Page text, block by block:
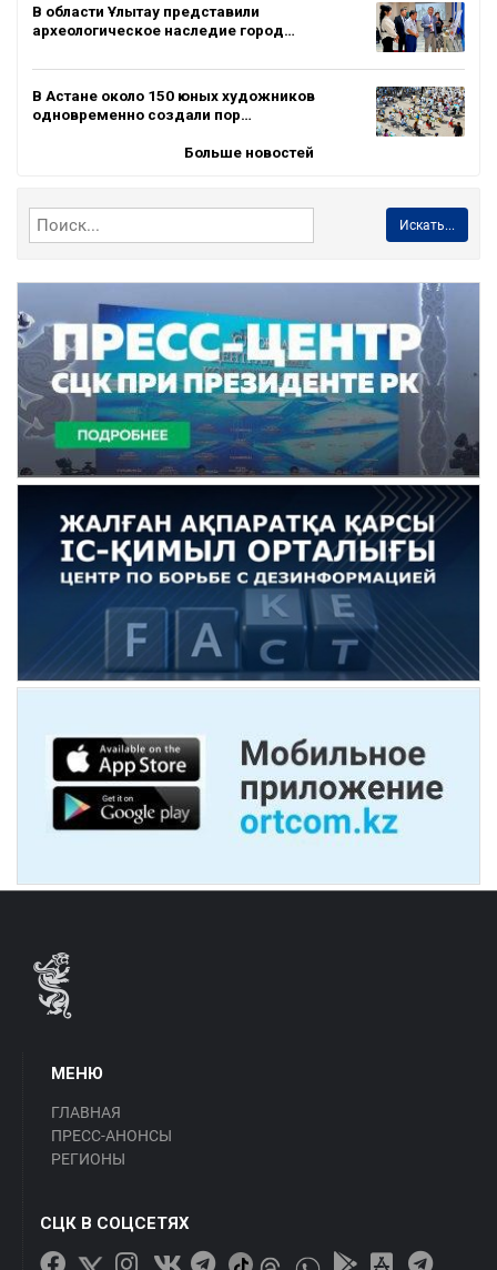
В области Ұлытау представили
археологическое наследие город…
В Астане около 150 юных художников
одновременно создали пор…
Больше новостей
Искать...
МЕНЮ
ГЛАВНАЯ
ПРЕСС-АНОНСЫ
РЕГИОНЫ
СЦК В СОЦСЕТЯХ